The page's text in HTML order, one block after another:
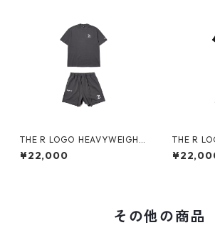
THE R LOGO HEAVYWEIGHT
SETUP (CH GREY)
¥22,000
THE R
SETUP
その他の商品